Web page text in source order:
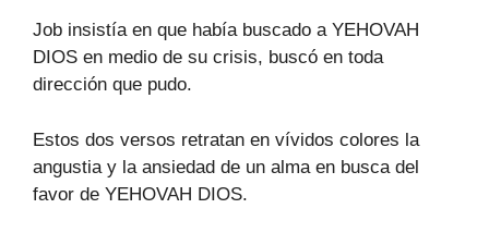
Job insistía en que había buscado a YEHOVAH
DIOS en medio de su crisis, buscó en toda
dirección que pudo.
Estos dos versos retratan en vívidos colores la
angustia y la ansiedad de un alma en busca del
favor de YEHOVAH DIOS.